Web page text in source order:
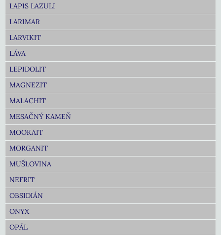
LAPIS LAZULI
LARIMAR
LARVIKIT
LÁVA
LEPIDOLIT
MAGNEZIT
MALACHIT
MESAČNÝ KAMEŇ
MOOKAIT
MORGANIT
MUŠLOVINA
NEFRIT
OBSIDIÁN
ONYX
OPÁL